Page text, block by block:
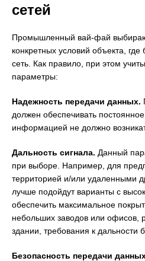
сетей
Промышленный вай-фай
конкретных условий объекта, где
сеть. Как правило, при этом
параметры:
Надежность передачи данных.
должен обеспечивать
информацией не должно
Дальность сигнала. Данный
при выборе. Например, для
территорией и/или удаленными
лучше подойдут варианты с
обеспечить максимальное
небольших заводов или офисов,
здании, требования к дальности
Безопасность передачи